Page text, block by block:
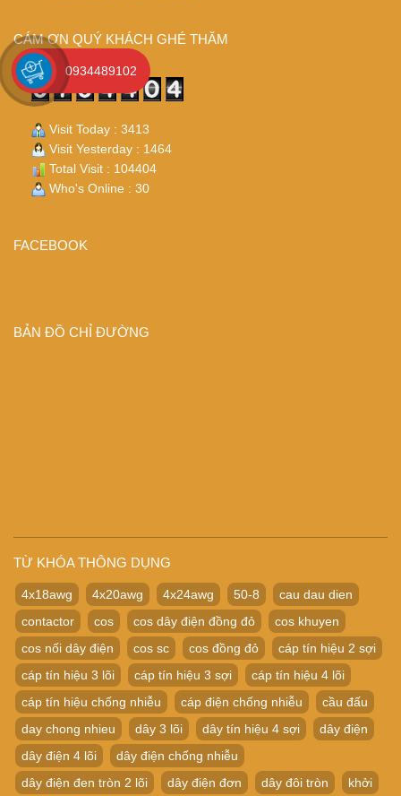
CÁM ƠN QUÝ KHÁCH GHÉ THĂM
Visit Today : 3413
Visit Yesterday : 1464
Total Visit : 104404
Who's Online : 30
FACEBOOK
BẢN ĐỒ CHỈ ĐƯỜNG
TỪ KHÓA THÔNG DỤNG
4x18awg 4x20awg 4x24awg 50-8
cau dau dien
contactor
cos cos dây điện đồng đỏ
cos khuyen
cos nối dây điện
cos sc cos đồng đỏ
cáp tín hiệu 2 sợi
cáp tín hiệu 3 lõi
cáp tín hiệu 3 sợi
cáp tín hiệu 4 lõi
cáp tín hiệu chống nhiễu
cáp điện chống nhiễu
cầu đấu
day chong nhieu
dây 3 lõi dây tín hiệu 4 sợi
dây điện
dây điện 4 lõi
dây điện chống nhiễu
dây điện đen tròn 2 lõi
dây điện đơn dây đôi tròn khởi
0934489102